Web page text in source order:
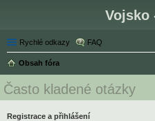
Vojsko
Rychlé odkazy FAQ
Obsah fóra
Často kladené otázky
Registrace a přihlášení